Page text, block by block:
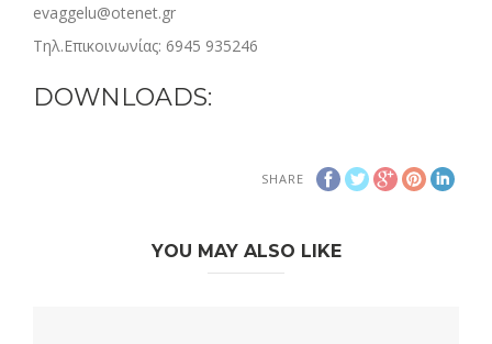
evaggelu@otenet.gr
Τηλ.Επικοινωνίας: 6945 935246
DOWNLOADS:
SHARE
YOU MAY ALSO LIKE